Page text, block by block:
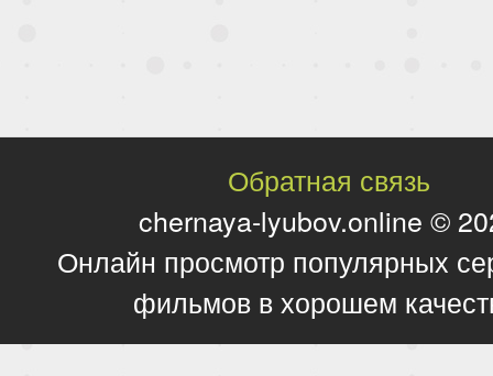
Обратная связь
chernaya-lyubov.online ©
Онлайн просмотр популярных
фильмов в хорошем